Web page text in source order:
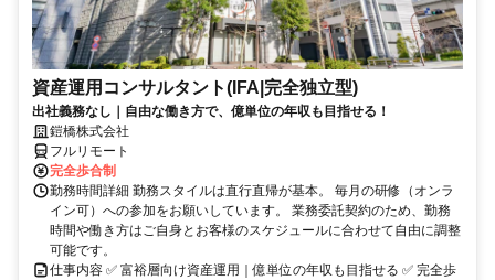
資産運用コンサルタント(IFA|完全独立型)
出社義務なし｜自由な働き方で、億単位の年収も目指せる！
鎧橋株式会社
フルリモート
完全歩合制
勤務時間詳細 勤務スタイルは直行直帰が基本。 毎月の研修（オンラ
イン可）への参加をお願いしています。 業務委託契約のため、勤務
時間や働き方はご自身とお客様のスケジュールに合わせて自由に調整
可能です。
仕事内容 ✅ 富裕層向け資産運用｜億単位の年収も目指せる ✅ 完全歩